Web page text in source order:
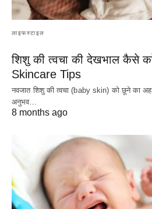
लाइफस्टाइल
शिशु की त्वचा की देखभाल कैसे
Skincare Tips
नवजात शिशु की त्वचा (baby skin) को छूने का
अनुभव…
8 months ago